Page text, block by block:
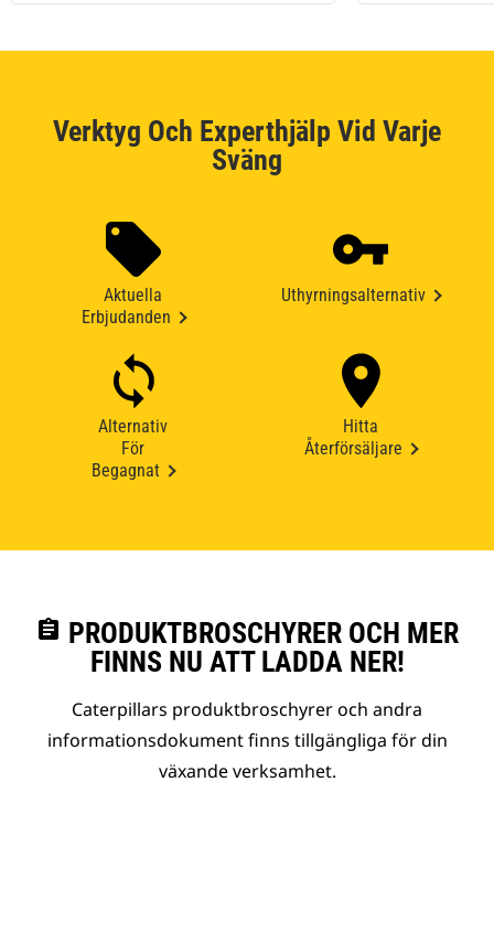
Verktyg Och Experthjälp Vid Varje
Sväng
Aktuella
Erbjudanden
Uthyrningsalternativ
Alternativ
För
Begagnat
Hitta
Återförsäljare
assignment PRODUKTBROSCHYRER OCH MER
FINNS NU ATT LADDA NER!
Caterpillars produktbroschyrer och andra
informationsdokument finns tillgängliga för din
växande verksamhet.